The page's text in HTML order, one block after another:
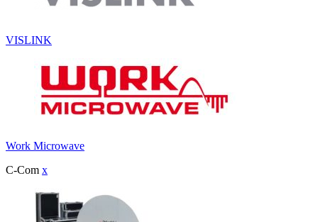
VISLINK
Work Microwave
C-Com x